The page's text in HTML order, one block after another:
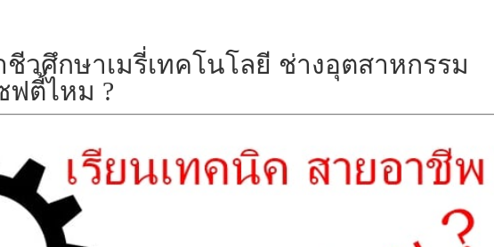
ชีวศึกษาเมรี่เทคโนโลยี ช่างอุตสาหกรรม
ฟตี้ไหม ?